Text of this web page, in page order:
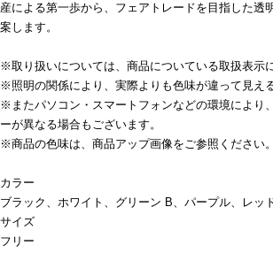
産による第一歩から、フェアトレードを目指した透
案します。
※取り扱いについては、商品についている取扱表示
※照明の関係により、実際よりも色味が違って見え
※またパソコン・スマートフォンなどの環境により
ーが異なる場合もございます。
※商品の色味は、商品アップ画像をご参照ください
カラー
ブラック、ホワイト、グリーン B、パープル、レッ
サイズ
フリー